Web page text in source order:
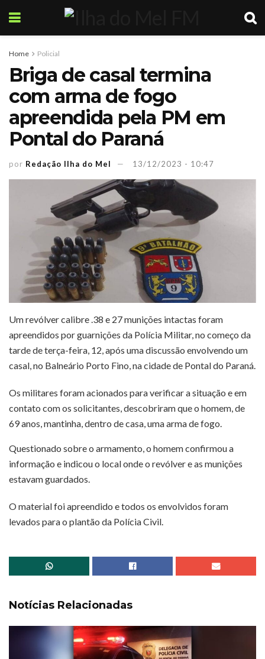
Home Policial
Briga de casal termina
com arma de fogo
apreendida pela PM em
Pontal do Paraná
por Redação Ilha do Mel 13/12/2023 - 10:47
Um revólver calibre .38 e 27 munições intactas foram
apreendidos por guarnições da Polícia Militar, no começo da
tarde de terça-feira, 12, após uma discussão envolvendo um
casal, no Balneário Porto Fino, na cidade de Pontal do Paraná.
Os militares foram acionados para verificar a situação e em
contato com os solicitantes, descobriram que o homem, de
69 anos, mantinha, dentro de casa, uma arma de fogo.
Questionado sobre o armamento, o homem confirmou a
informação e indicou o local onde o revólver e as munições
estavam guardados.
O material foi apreendido e todos os envolvidos foram
levados para o plantão da Polícia Civil.
Notícias Relacionadas